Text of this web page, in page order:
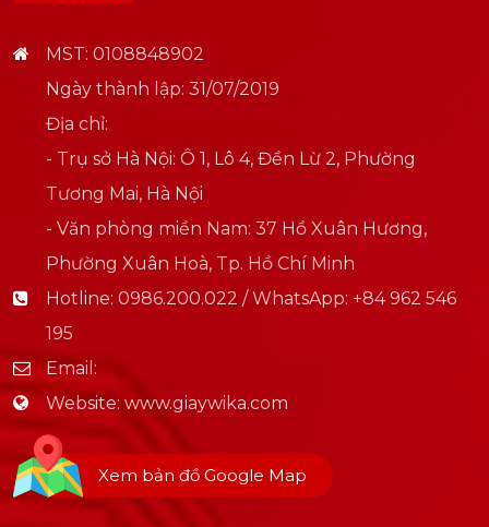
MST: 0108848902
Ngày thành lập: 31/07/2019
Địa chỉ:
- Trụ sở Hà Nội: Ô 1, Lô 4, Đền Lừ 2, Phường
Tương Mai, Hà Nội
- Văn phòng miền Nam: 37 Hồ Xuân Hương,
Phường Xuân Hoà, Tp. Hồ Chí Minh
Hotline: 0986.200.022 / WhatsApp: +84 962 546
195
Email:
Website: www.giaywika.com
Xem bản đồ Google Map